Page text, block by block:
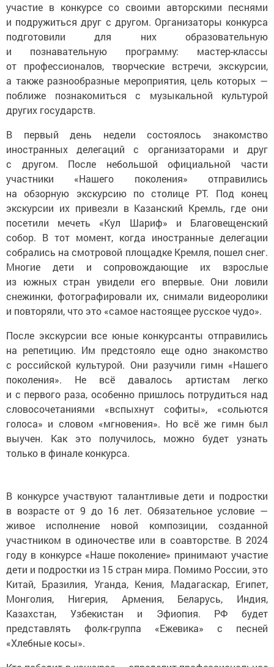
участие в конкурсе со своими авторскими песнями
и подружиться друг с другом. Организаторы конкурса
подготовили для них образовательную
и познавательную программу: мастер-классы
от профессионалов, творческие встречи, экскурсии,
а также разнообразные мероприятия, цель которых —
поближе познакомиться с музыкальной культурой
других государств.
В первый день недели состоялось знакомство
иностранных делегаций с организаторами и друг
с другом. После небольшой официальной части
участники «Нашего поколения» отправились
на обзорную экскурсию по столице РТ. Под конец
экскурсии их привезли в Казанский Кремль, где они
посетили мечеть «Кул Шариф» и Благовещенский
собор. В тот момент, когда иностранные делегации
собрались на смотровой площадке Кремля, пошел снег.
Многие дети и сопровождающие их взрослые
из южных стран увидели его впервые. Они ловили
снежинки, фотографировали их, снимали видеоролики
и повторяли, что это «самое настоящее русское чудо».
После экскурсии все юные конкурсанты отправились
на репетицию. Им предстояло еще одно знакомство
с российской культурой. Они разучили гимн «Нашего
поколения». Не всё давалось артистам легко
и с первого раза, особенно пришлось потрудиться над
словосочетаниями «вспыхнут софиты», «сольются
голоса» и словом «мгновения». Но всё же гимн был
выучен. Как это получилось, можно будет узнать
только в финале конкурса.
В конкурсе участвуют талантливые дети и подростки
в возрасте от 9 до 16 лет. Обязательное условие —
живое исполнение новой композиции, созданной
участником в одиночестве или в соавторстве. В 2024
году в конкурсе «Наше поколение» принимают участие
дети и подростки из 15 стран мира. Помимо России, это
Китай, Бразилия, Уганда, Кения, Мадагаскар, Египет,
Монголия, Нигерия, Армения, Беларусь, Индия,
Казахстан, Узбекистан и Эфиопия. РФ будет
представлять фолк-группа «Ежевика» с песней
«Хлебные косы».